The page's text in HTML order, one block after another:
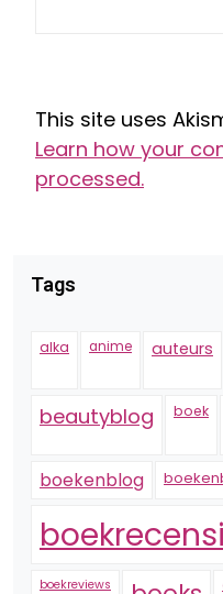
This site uses
Learn how your
processed.
Tags
alka anime auteurs
beautyblog boek
boekenblog
boekreviews